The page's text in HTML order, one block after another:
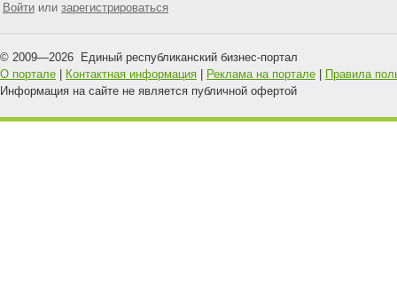
Войти или зарегистрироваться
© 2009—2026 Единый республиканский бизнес-портал
О портале
Контактная информация Реклама на портале
Правила
Информация на сайте не является публичной офертой